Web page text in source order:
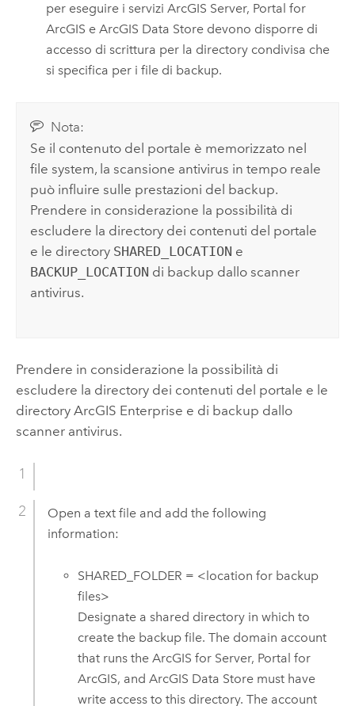
per eseguire i serviziArcGIS Server, Portal for
ArcGIS eArcGIS Data Store devono disporre di
accesso di scrittura per la directory condivisa che
si specifica per i file di backup.
Nota:
Se il contenuto del portale è memorizzato nel
file system, la scansione antivirus in tempo reale
può influire sulle prestazioni del backup.
Prendere in considerazione la possibilità di
escludere la directory dei contenuti del portale
e le directory SHARED_LOCATION e
BACKUP_LOCATION di backup dallo scanner
antivirus.
Prendere in considerazione la possibilità di
escludere la directory dei contenuti del portale e le
directory ArcGIS Enterprise e di backup dallo
scanner antivirus.
Open a text file and add the following
information:
SHARED_FOLDER = <location for backup
files>
Designate a shared directory in which to
create the backup file.The domain account
that runs theArcGIS for Server, Portal for
ArcGIS, andArcGIS Data Store must have
write access to this directory.The account